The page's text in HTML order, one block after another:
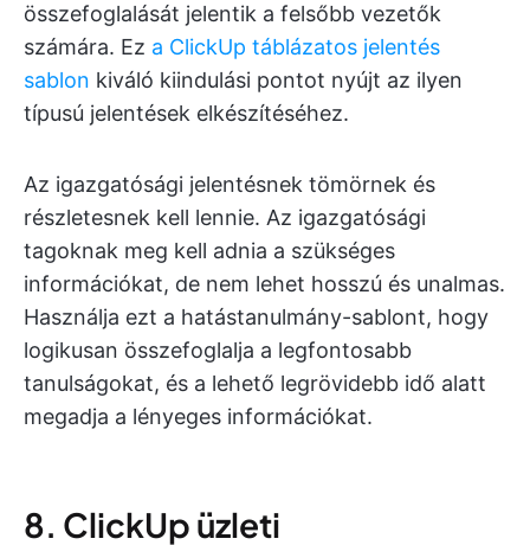
összefoglalását jelentik a felsőbb vezetők
számára. Ez a ClickUp táblázatos jelentés
sablon kiváló kiindulási pontot nyújt az ilyen
típusú jelentések elkészítéséhez.
Az igazgatósági jelentésnek tömörnek és
részletesnek kell lennie. Az igazgatósági
tagoknak meg kell adnia a szükséges
információkat, de nem lehet hosszú és unalmas.
Használja ezt a hatástanulmány-sablont, hogy
logikusan összefoglalja a legfontosabb
tanulságokat, és a lehető legrövidebb idő alatt
megadja a lényeges információkat.
8. ClickUp üzleti